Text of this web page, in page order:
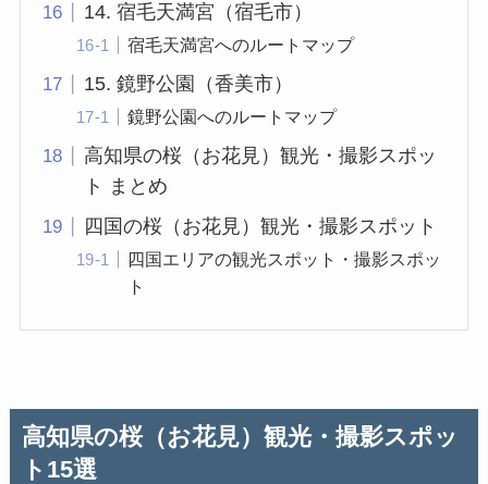
14. 宿毛天満宮（宿毛市）
宿毛天満宮へのルートマップ
15. 鏡野公園（香美市）
鏡野公園へのルートマップ
高知県の桜（お花見）観光・撮影スポッ
ト まとめ
四国の桜（お花見）観光・撮影スポット
四国エリアの観光スポット・撮影スポッ
ト
高知県の桜（お花見）観光・撮影スポッ
ト15選